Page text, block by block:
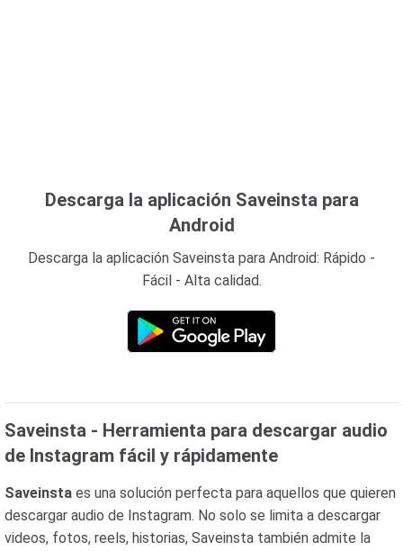
Descarga la aplicación Saveinsta para
Android
Descarga la aplicación Saveinsta para Android: Rápido -
Fácil - Alta calidad.
Saveinsta - Herramienta para descargar audio
de Instagram fácil y rápidamente
Saveinsta es una solución perfecta para aquellos que quieren
descargar audio de Instagram. No solo se limita a descargar
videos, fotos, reels, historias, Saveinsta también admite la